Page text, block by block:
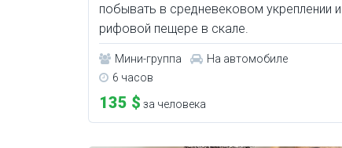
побывать в средневековом укреплении и
рифовой пещере в скале.
Мини-группа
На автомобиле
6 часов
135 $ за человека